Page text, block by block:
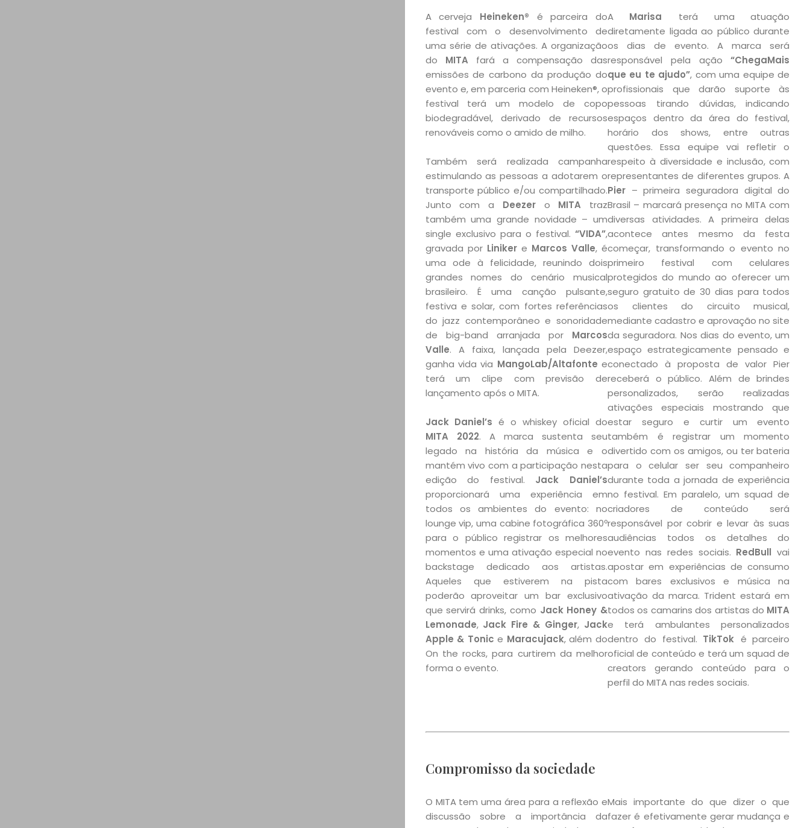
A cerveja Heineken® é parceira do
festival com o desenvolvimento de
uma série de ativações. A organização
do MITAfará a compensação das
emissões de carbono da produção do
evento e, em parceria com Heineken®, o
festival terá um modelo de copo
biodegradável, derivado de recursos
renováveis como o amido de milho.
Também será realizada campanha
estimulando as pessoas a adotarem o
transporte público e/ou compartilhado.
Junto com a Deezero MITA traz
também uma grande novidade – um
single exclusivo para o festival. “VIDA”,
gravada por Linikere Marcos Valle, é
uma ode à felicidade, reunindo dois
grandes nomes do cenário musical
brasileiro. É uma canção pulsante,
festiva e solar, com fortes referências
do jazz contemporâneo e sonoridade
de big-band arranjada por Marcos
Valle. A faixa, lançada pela Deezer,
ganha vida via MangoLab/Altafonte e
terá um clipe com previsão de
lançamento após o MITA.
Jack Daniel’s é o whiskey oficial do
MITA 2022. A marca sustenta seu
legado na história da música e o
mantém vivo com a participação nesta
edição do festival. Jack Daniel’s
proporcionará uma experiência em
todos os ambientes do evento: no
lounge vip, uma cabine fotográfica 360º
para o público registrar os melhores
momentos e uma ativação especial no
backstage dedicado aos artistas.
Aqueles que estiverem na pista
poderão aproveitar um bar exclusivo
que servirá drinks, como Jack Honey &
Lemonade, Jack Fire & Ginger, Jack
Apple & Tonic e Maracujack, além do
On the rocks, para curtirem da melhor
forma o evento.
A Marisa terá uma atuação
diretamente ligada ao público durante
os dias de evento. A marca será
responsável pela ação“ChegaMais
que eu te ajudo”, com uma equipe de
profissionais que darão suporte às
pessoas tirando dúvidas, indicando
espaços dentro da área do festival,
horário dos shows, entre outras
questões. Essa equipe vai refletir o
respeito à diversidade e inclusão, com
representantes de diferentes grupos. A
Pier – primeira seguradora digital do
Brasil – marcará presença no MITA com
diversas atividades. A primeira delas
acontece antes mesmo da festa
começar, transformando o evento no
primeiro festival com celulares
protegidos do mundo ao oferecer um
seguro gratuito de 30 dias para todos
os clientes do circuito musical,
mediante cadastro e aprovação no site
da seguradora. Nos dias do evento, um
espaço estrategicamente pensado e
conectado à proposta de valor Pier
receberá o público. Além de brindes
personalizados, serão realizadas
ativações especiais mostrando que
estar seguro e curtir um evento
também é registrar um momento
divertido com os amigos, ou ter bateria
para o celular ser seu companheiro
durante toda a jornada de experiência
no festival. Em paralelo, um squad de
criadores de conteúdo será
responsável por cobrir e levar às suas
audiências todos os detalhes do
evento nas redes sociais. RedBull vai
apostar em experiências de consumo
com bares exclusivos e música na
ativação da marca. Trident estará em
todos os camarins dos artistas do MITA
e terá ambulantes personalizados
dentro do festival. TikTok é parceiro
oficial de conteúdo e terá um squad de
creators gerando conteúdo para o
perfil do MITA nas redes sociais.
Compromisso da sociedade
O MITA tem uma área para a reflexão e
discussão sobre a importância da
Mais importante do que dizer o que
fazer é efetivamente gerar mudança e